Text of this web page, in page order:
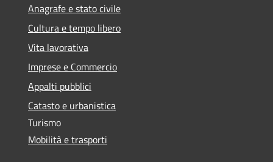
Anagrafe e stato civile
Cultura e tempo libero
Vita lavorativa
Imprese e Commercio
Appalti pubblici
Catasto e urbanistica
Turismo
Mobilità e trasporti